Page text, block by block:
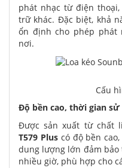
phát nhạc từ điện
trữ khác. Đặc biệt, khả
ổn định cho phép phát
nơi.
Cấu
Độ bền cao, thời gian sử
Được sản xuất từ chất
T579 Pluscó độ bền cao,
dung lượng lớn đảm
nhiều giờ, phù hợp cho